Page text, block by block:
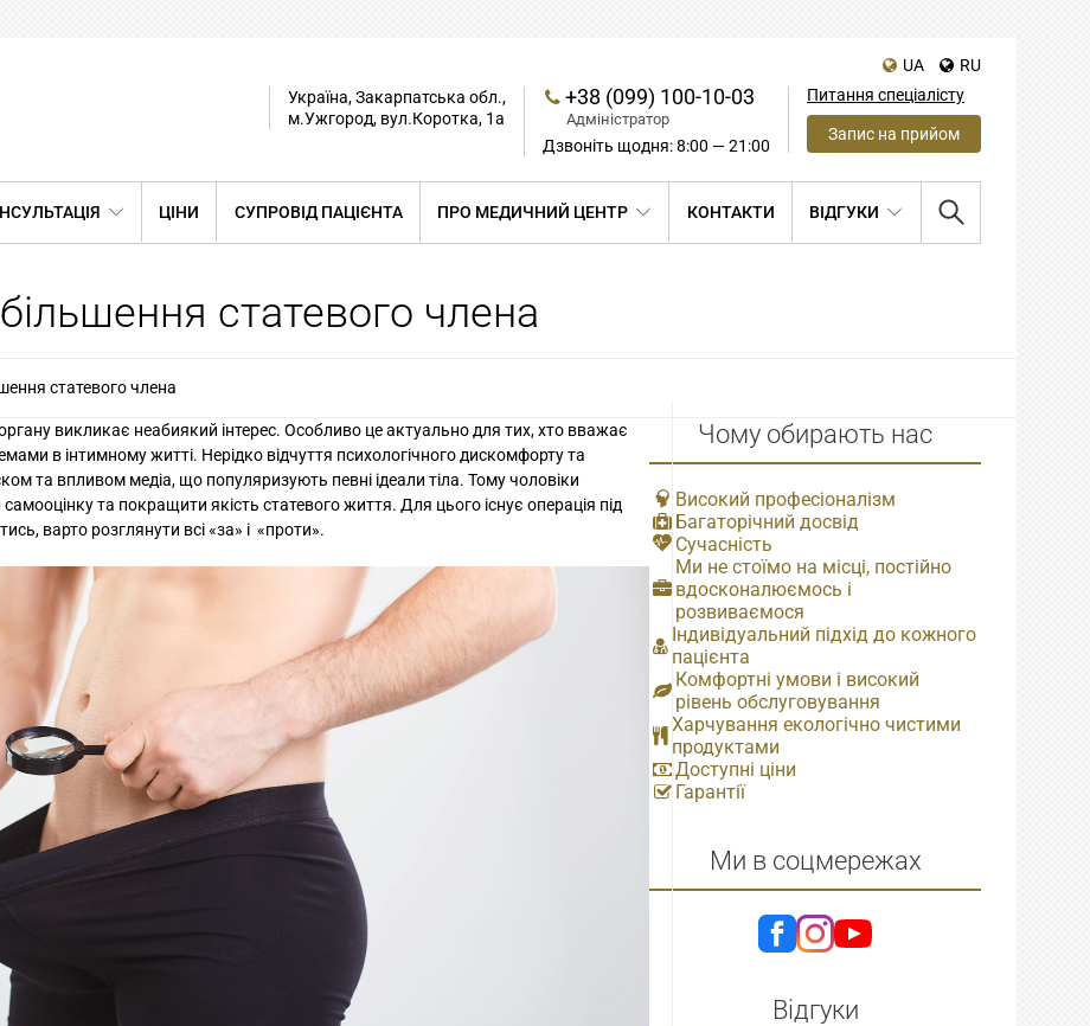
UA
RU
Україна, Закарпатська обл.,
м.Ужгород, вул.Коротка, 1а
+38 (099) 100-10-03
Адміністратор
Дзвоніть щодня: 8:00 — 21:00
Питання спеціалісту
Запис на прийом
ЦІНИ СУПРОВІД ПАЦІЄНТА ПРО МЕДИЧНИЙ ЦЕНТР КОНТАКТИ ВІДГУКИ
статевого члена
статевого члена
викликає неабиякий інтерес. Особливо це актуально для тих, хто вважає
в інтимному житті. Нерідко відчуття психологічного дискомфорту та
та впливом медіа, що популяризують певні ідеали тіла. Тому чоловіки
та покращити якість статевого життя. Для цього існує операція під
варто розглянути всі «за» і «проти».
Чому обирають нас
Високий професіоналізм
Багаторічний досвід
Сучасність
Ми не стоїмо на місці, постійно
вдосконалюємось і
розвиваємося
Індивідуальний підхід до кожного
пацієнта
Комфортні умови і високий
рівень обслуговування
Харчування екологічно чистими
продуктами
Доступні ціни
Гарантії
Ми в соцмережах
Відгуки